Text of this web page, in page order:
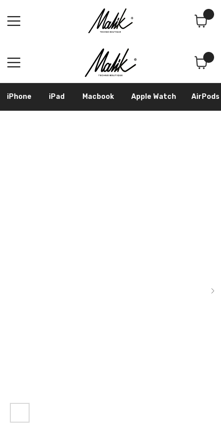
iPhone Apple Watch